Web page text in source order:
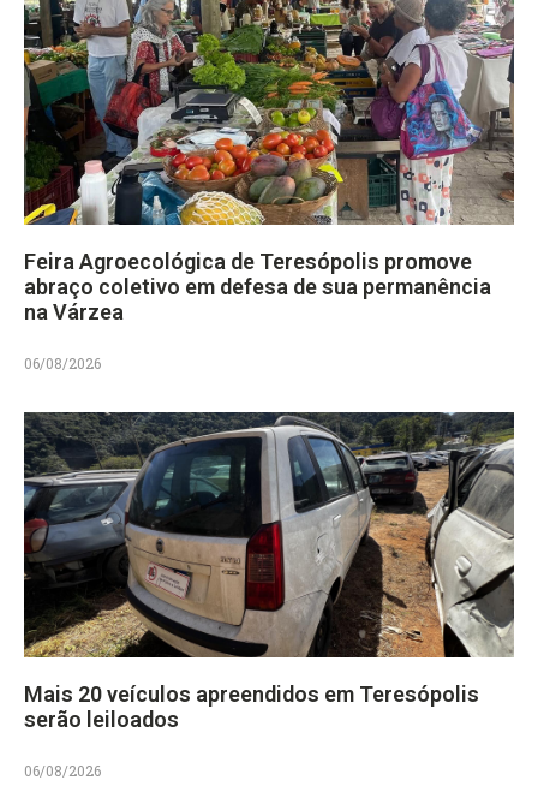
Feira Agroecológica de Teresópolis promove
abraço coletivo em defesa de sua permanência
na Várzea
06/08/2026
Mais 20 veículos apreendidos em Teresópolis
serão leiloados
06/08/2026